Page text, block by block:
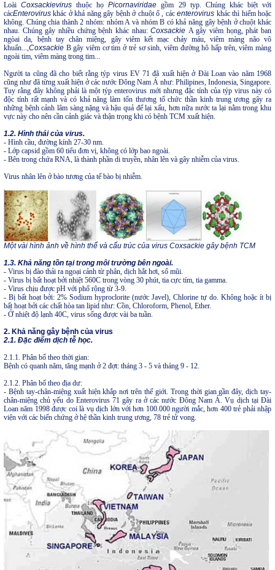
LoàiCoxsackievirus thuộc họPicornaviridae gồm 29 typ. Chúng khác biệt với
cácEnterovirus khác ở khả năng gây bệnh ở chuột ổ , cácenterovirus khác thì hiếm hoặc
không. Chúng chia thành 2 nhóm: nhóm A và nhóm B có khả năng gây bệnh ở chuột khác
nhau. Chúng gây nhiều chứng bệnh khác nhau:Coxsackie A gây viêm họng, phát ban
ngòai da, bệnh tay chân miệng, gây viêm kết mạc chảy máu, viêm màng não vô
khuẩn...,Coxsackie B gây viêm cơ tim ở trẻ sơ sinh, viêm đường hô hấp trên, viêm màng
ngoài tim, viêm màng trong tim...
Người ta cũng đã cho biết rằng týp virus EV 71 đã xuất hiện ở Đài Loan vào năm 1968
cũng như đã từng xuất hiện ở các nước Đông Nam Á như: Philipines, Indonesia, Singapore.
Tuy rằng đây không phải là một týp enterovirus mới nhưng đặc tính của týp virus này có
độc tính rất mạnh và có khả năng làm tổn thương tổ chức thần kinh trung ương gây ra
những bệnh cảnh lâm sàng nặng và hậu quả để lại xấu, hơn nữa nước ta lại nằm trong khu
vực này cho nên cần cảnh giác và thận trọng khi có bệnh TCM xuất hiện.
1.2. Hình thái của virus.
- Hình cầu, đường kính 27-30 nm.
- Lớp capsid gồm 60 tiểu đơn vị, không có lớp bao ngoài.
- Bên trong chứa RNA, là thành phần di truyền, nhân lên và gây nhiễm của virus.
Virus nhân lên ở bào tương của tế bào bị nhiễm.
Một vài hình ảnh về hình thể và cấu trúc của virus Coxsackie gây bệnh TCM
1.3. Khả năng tồn tại trong môi trường bên ngoài.
- Virus bị đào thải ra ngoại cảnh từ phân, dịch hắt hơi, sổ mũi.
- Virus bị bất hoạt bởi nhiệt 560C trong vòng 30 phút, tia cực tím, tia gamma.
- Virus chịu được pH với phổ rộng từ 3-9.
- Bị bất hoạt bởi: 2% Sodium hyproclorite (nước Javel), Chlorine tự do. Không hoặc ít bị
bất hoạt bởi các chất hòa tan lipid như: Cồn, Chloroform, Phenol, Ether.
- Ở nhiệt độ lạnh 40C, virus sống được vài ba tuần.
2. Khả năng gây bệnh của virus
2.1. Đặc điểm dịch tễ học.
2.1.1. Phân bố theo thời gian:
Bệnh có quanh năm, tăng mạnh ở 2 đợt: tháng 3 - 5 và tháng 9 - 12.
2.1.2. Phân bố theo địa dư:
- Bệnh tay-chân-miệng xuất hiện khắp nơi trên thế giới. Trong thời gian gần đây, dịch tay-
chân-miệng chủ yếu do Enterovirus 71 gây ra ở các nước Đông Nam Á. Vụ dịch tại Đài
Loan năm 1998 được coi là vụ dịch lớn với hơn 100.000 người mắc, hơn 400 trẻ phải nhập
viện với các biến chứng ở hệ thần kinh trung ương, 78 trẻ tử vong.